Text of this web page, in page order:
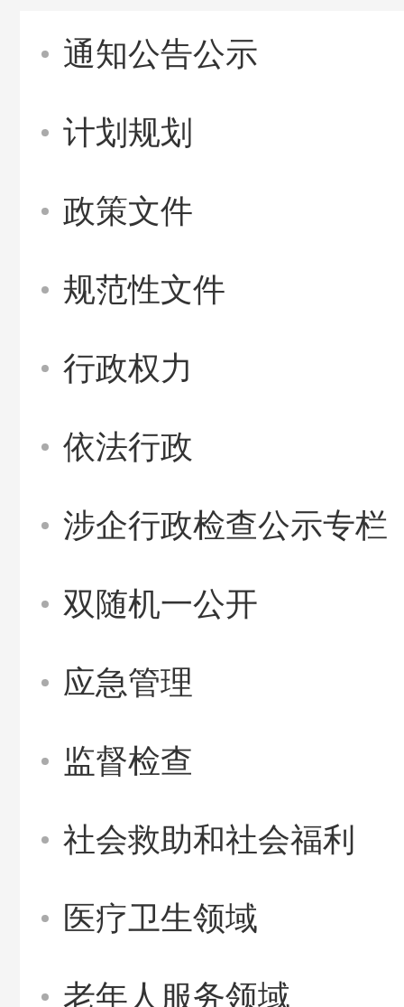
通知公告公示
计划规划
政策文件
规范性文件
行政权力
依法行政
涉企行政检查公示专栏
双随机一公开
应急管理
监督检查
社会救助和社会福利
医疗卫生领域
老年人服务领域